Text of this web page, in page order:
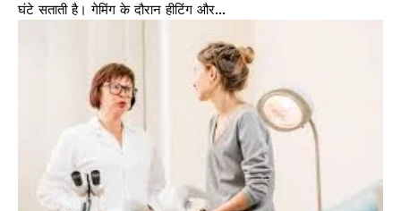
घंटे सताती है। गेमिंग के दौरान हीटिंग और...